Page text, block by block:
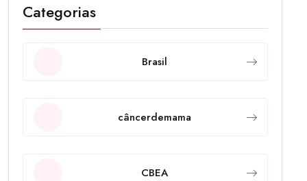
Categorias
Brasil
câncerdemama
CBEA